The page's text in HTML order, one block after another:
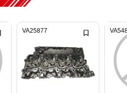
VA25877